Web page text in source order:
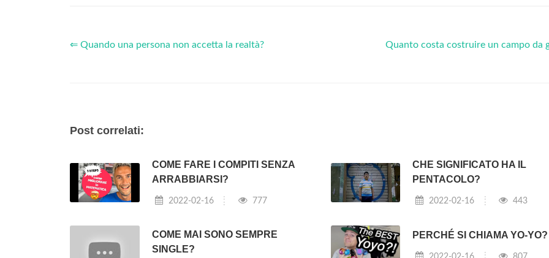
⇐ Quando una persona non accetta la realtà? Quanto costa costruire un campo da
Post correlati:
COME FARE I COMPITI SENZA
ARRABBIARSI?
2022-02-16 777
CHE SIGNIFICATO HA IL
PENTACOLO?
2022-02-16 443
COME MAI SONO SEMPRE
SINGLE?
PERCHÉ SI CHIAMA YO-YO?